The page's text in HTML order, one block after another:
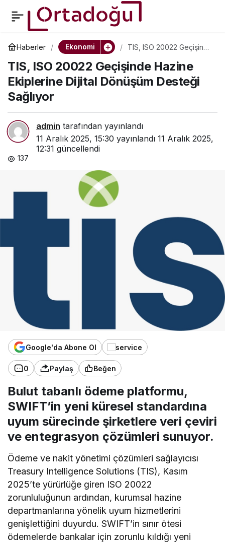
Haberler Ekonomi
TIS, ISO 20022 Geçişinde
Dönüşüm Desteği
Sağlıyor
TIS, ISO 20022 Geçişinde Hazine
Ekiplerine Dijital Dönüşüm Desteği
Sağlıyor
admin tarafından yayınlandı
11 Aralık 2025, 15:30 yayınlandı 11 Aralık 2025,
12:31 güncellendi
137
Google'da Abone Ol
0 Paylaş Beğen
Bulut tabanlı ödeme platformu,
SWIFT’in yeni küresel standardına
uyum sürecinde şirketlere veri çeviri
ve entegrasyon çözümleri sunuyor.
Ödeme ve nakit yönetimi çözümleri sağlayıcısı
Treasury Intelligence Solutions (TIS), Kasım
2025’te yürürlüğe giren ISO 20022
zorunluluğunun ardından, kurumsal hazine
departmanlarına yönelik uyum hizmetlerini
genişlettiğini duyurdu. SWIFT’in sınır ötesi
ödemelerde bankalar için zorunlu kıldığı yeni
Formerra, Techmer PM
Ürünlerinin Kuzey
Amerika Dağıtımını
Üstlendi